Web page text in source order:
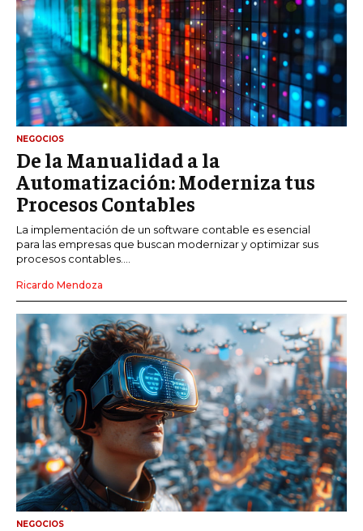
NEGOCIOS
De la Manualidad a la
Automatización: Moderniza tus
Procesos Contables
La implementación de un software contable es esencial
para las empresas que buscan modernizar y optimizar sus
procesos contables....
Ricardo Mendoza
NEGOCIOS